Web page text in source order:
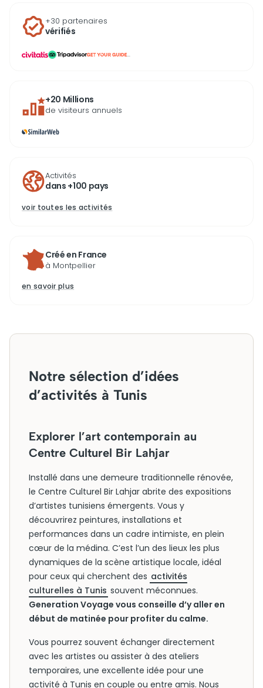
+30 partenaires
vérifiés
...
+20 Millions
de visiteurs annuels
Activités
dans +100 pays
voir toutes les activités
Créé en France
à Montpellier
en savoir plus
Notre sélection d’idées
d’activités à Tunis
Explorer l’art contemporain au
Centre Culturel Bir Lahjar
Installé dans une demeure traditionnelle rénovée,
le Centre Culturel Bir Lahjar abrite des expositions
d’artistes tunisiens émergents. Vous y
découvrirez peintures, installations et
performances dans un cadre intimiste, en plein
cœur de la médina. C’est l’un des lieux les plus
dynamiques de la scène artistique locale, idéal
pour ceux qui cherchent des activités
culturelles à Tunis souvent méconnues.
Generation Voyage vous conseille d’y aller en
début de matinée pour profiter du calme.
Vous pourrez souvent échanger directement
avec les artistes ou assister à des ateliers
temporaires, une excellente idée pour une
activité à Tunis en couple ou entre amis. Nous